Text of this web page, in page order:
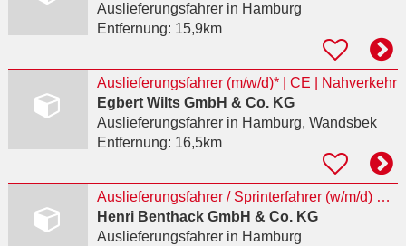
Auslieferungsfahrerin Hamburg
Entfernung: 15,9km
Auslieferungsfahrer (m/w/d)* | CE | Nahverkehr
Egbert Wilts GmbH & Co. KG
Auslieferungsfahrerin Hamburg, Wandsbek
Entfernung: 16,5km
Auslieferungsfahrer / Sprinterfahrer (w/m/d) Baustoffe | Vollzeit oder Minijob (603 €) |
Henri Benthack GmbH & Co. KG
Auslieferungsfahrerin Hamburg